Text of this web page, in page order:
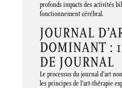
profonds impacts des activités
fonctionnement cérébral.
JOURNAL
DOMINANT :
DE JOURNAL
Le processus du journal d’art
les principes de l’art-thérapie